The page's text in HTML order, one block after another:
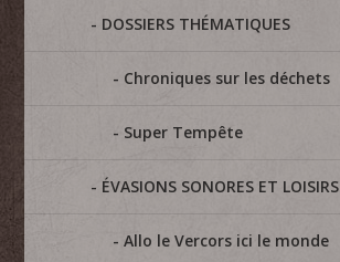
DOSSIERS THÉMATIQUES
Chroniques sur les déchets
Super Tempête
ÉVASIONS SONORES ET LOISIRS
Allo le Vercors ici le monde